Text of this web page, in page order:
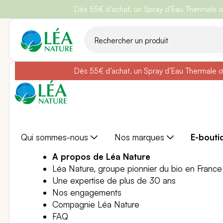
Belle
Dès 55€ d’achat, un Spray d’Eau
Aller
contenu
Belle
Dès 55€ d’achat, un Spray d’Eau
Qui sommes-nous Nos marques E-
A propos de Léa Nature
Léa Nature, groupe pionnier du bio en France
Une expertise de plus de 30 ans
Nos engagements
Compagnie Léa Nature
FAQ